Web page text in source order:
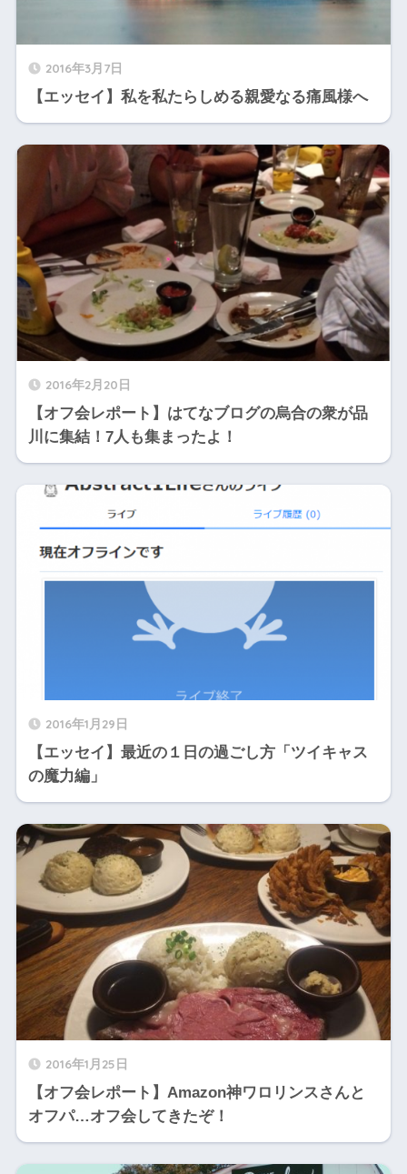
2016年3月7日
【エッセイ】私を私たらしめる親愛なる痛風様へ
2016年2月20日
【オフ会レポート】はてなブログの烏合の衆が品
川に集結！7人も集まったよ！
2016年1月29日
【エッセイ】最近の１日の過ごし方「ツイキャス
の魔力編」
2016年1月25日
【オフ会レポート】Amazon神ワロリンスさんと
オフパ…オフ会してきたぞ！